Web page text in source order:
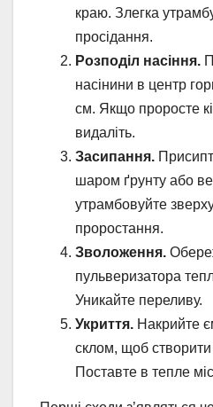
краю. Злегка
просідання.
Розподіл насіння.
насінини в центр
см. Якщо проросте
видаліть.
Засипання.
шаром ґрунту або
утрамбовуйте
проростання.
Зволоження.
пульверизатора
Уникайте переливу.
Укриття. Накрийте
склом, щоб
Поставте в тепле